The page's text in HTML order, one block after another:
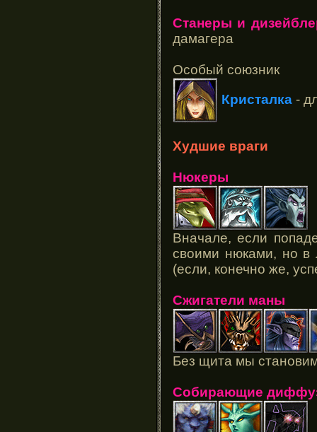
Станеры и
дамагера
Особый союзник
Кристалка -
Худшие враги
Нюкеры
Вначале, если
своими нюками, но в
(если, конечно же,
Сжигатели маны
Без щита мы
Собирающие